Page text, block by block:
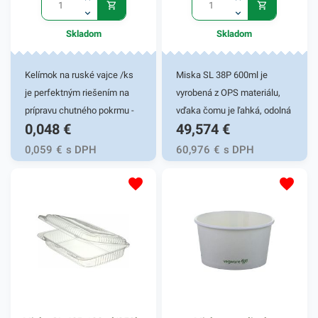
Skladom
Kelímok na ruské vajce /ks
je perfektným riešením na
prípravu chutného pokrmu -
ruského vajca. Avšak tento
kelímok môže byť tiež
praktickým pomocníkom pri
tekutých marinád.
Predstavuje rýchle a prakticé
riešenie na balenie a
uchovanie jedla. Svoje
0,048 €
0,059 € s DPH
Skladom
Miska SL 38P 600ml je
vyrobená z OPS materiálu,
vďaka čomu je ľahká, odolná
a pevná. Má zlepšenú
priehľadnosť a zvýšenú
pevnosť. Táto miska je veľmi
reštaurácií a iných
potravinových prevádzok.
Vhodná pre fresh obchody či
fast foody. Je určená na
49,574 €
60,976 € s DPH